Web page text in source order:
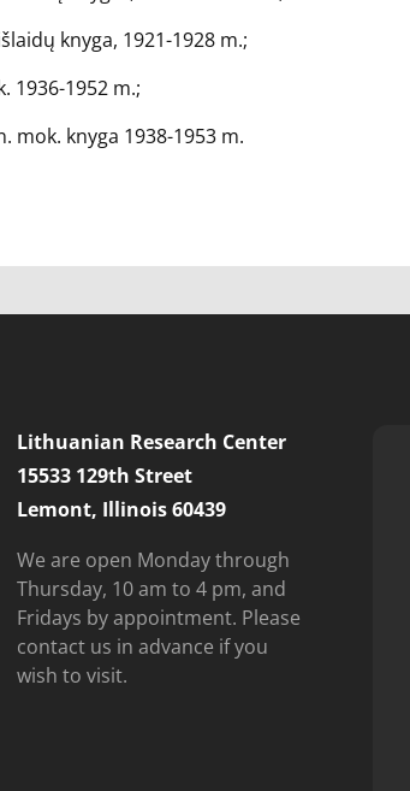
knyga, 1921-1928 m.;
1936-1952 m.;
mok. knyga 1938-1953 m.
Lithuanian Research Center
15533 129th Street
Lemont, Illinois 60439
We are open Monday through
Thursday, 10 am to 4 pm, and
Fridays by appointment. Please
contact us in advance if you
wish to visit.